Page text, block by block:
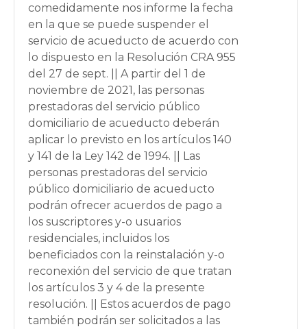
comedidamente nos informe la fecha
en la que se puede suspender el
servicio de acueducto de acuerdo con
lo dispuesto en la Resolución CRA 955
del 27 de sept. || A partir del 1 de
noviembre de 2021, las personas
prestadoras del servicio público
domiciliario de acueducto deberán
aplicar lo previsto en los artículos 140
y 141 de la Ley 142 de 1994. || Las
personas prestadoras del servicio
público domiciliario de acueducto
podrán ofrecer acuerdos de pago a
los suscriptores y-o usuarios
residenciales, incluidos los
beneficiados con la reinstalación y-o
reconexión del servicio de que tratan
los artículos 3 y 4 de la presente
resolución. || Estos acuerdos de pago
también podrán ser solicitados a las